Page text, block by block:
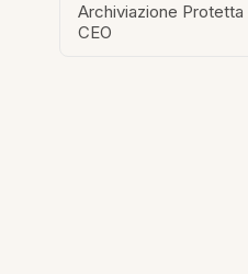
Archiviazione
CEO